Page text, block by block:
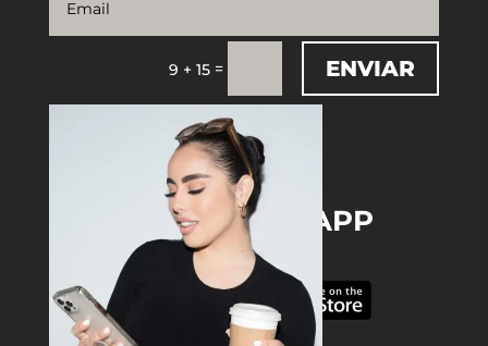
9 + 15 = ENVIAR
DOWNLOAD THE APP